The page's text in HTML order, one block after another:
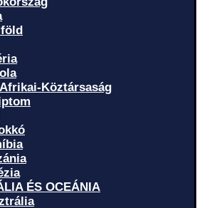
Köztársaság
ÉS OCEÁNIA